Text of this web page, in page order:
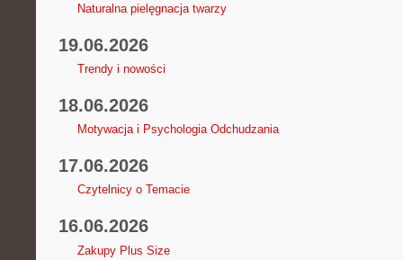
Naturalna pielęgnacja twarzy
19.06.2026
Trendy i nowości
18.06.2026
Motywacja i Psychologia Odchudzania
17.06.2026
Czytelnicy o Temacie
16.06.2026
Zakupy Plus Size